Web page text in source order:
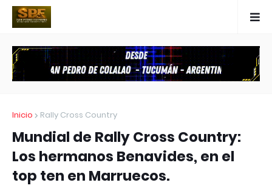
Inicio Rally Cross Country
Mundial de Rally Cross Country:
Los hermanos Benavides, en el
top ten en Marruecos.